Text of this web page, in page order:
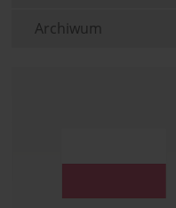
Archiwum